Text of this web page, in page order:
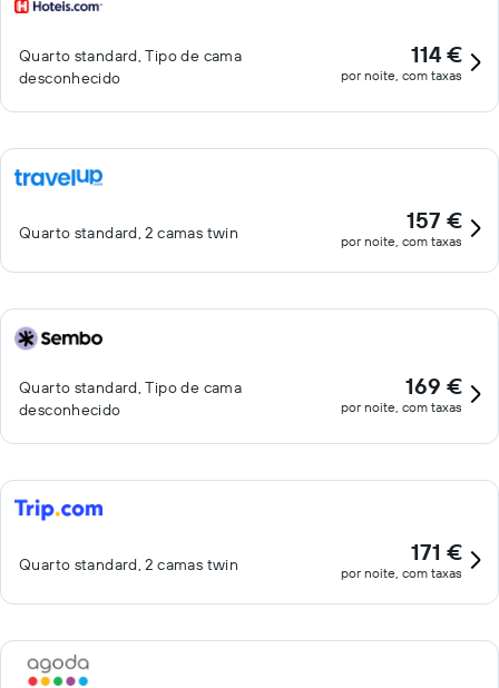
Quarto standard, Tipo de cama
desconhecido
114 €
por noite, com taxas
Quarto standard, 2 camas twin 157 €
por noite, com taxas
Quarto standard, Tipo de cama
desconhecido
169 €
por noite, com taxas
Quarto standard, 2 camas twin 171 €
por noite, com taxas